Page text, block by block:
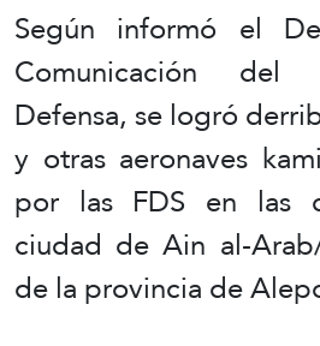
Según informó el
Comunicación
Defensa, se logró
y otras aeronaves
por las FDS en las
ciudad de Ain al-
de la provincia de